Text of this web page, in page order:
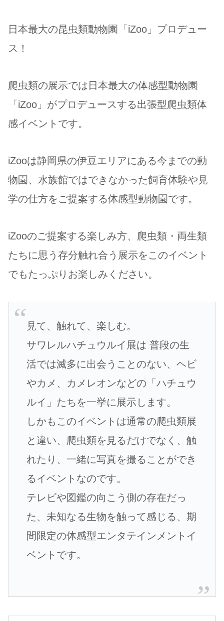
日本最大の昆虫類動物園「iZoo」プロデュー
ス！
爬虫類の展示では日本最大の体感型動物園
「iZoo」がプロデュースする出張型爬虫類体
感イベントです。
iZooは静岡県の伊豆エリアにある今までの動
物園、水族館ではできなかった飼育体験や見
学の仕方をご提案する体感型動物園です。
iZooのご提案する楽しみ方、爬虫類・両生類
たちに思う存分触れ合う展示をこのイベント
でもたっぷりお楽しみください。
見て、触れて、楽しむ。
サワレルハチュウルイ展は 普段の生
活では滅多に出会うことのない、ヘビ
やカメ、カメレオンなどの「ハチュウ
ルイ」たちを一挙に展示します。
しかもこのイベントは通常の爬虫類展
と違い、爬虫類を見るだけでなく、触
れたり、一緒に写真を撮ることができ
るイベントなのです。
テレビや図鑑の向こう側の存在だっ
た、未知なる生物を触って感じる、期
間限定の体感型エンタテインメントイ
ベントです。